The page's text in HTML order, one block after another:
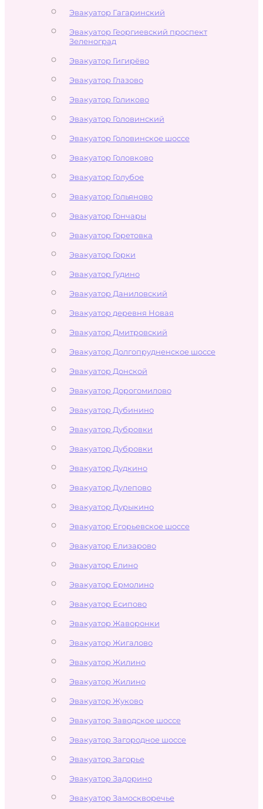
Эвакуатор Гагаринский
Эвакуатор Георгиевский проспект
Зеленоград
Эвакуатор Гигирёво
Эвакуатор Глазово
Эвакуатор Голиково
Эвакуатор Головинский
Эвакуатор Головинское шоссе
Эвакуатор Головково
Эвакуатор Голубое
Эвакуатор Гольяново
Эвакуатор Гончары
Эвакуатор Горетовка
Эвакуатор Горки
Эвакуатор Гудино
Эвакуатор Даниловский
Эвакуатор деревня Новая
Эвакуатор Дмитровский
Эвакуатор Долгопрудненское шоссе
Эвакуатор Донской
Эвакуатор Дорогомилово
Эвакуатор Дубинино
Эвакуатор Дубровки
Эвакуатор Дубровки
Эвакуатор Дудкино
Эвакуатор Дулепово
Эвакуатор Дурыкино
Эвакуатор Егорьевское шоссе
Эвакуатор Елизарово
Эвакуатор Елино
Эвакуатор Ермолино
Эвакуатор Есипово
Эвакуатор Жаворонки
Эвакуатор Жигалово
Эвакуатор Жилино
Эвакуатор Жилино
Эвакуатор Жуково
Эвакуатор Заводское шоссе
Эвакуатор Загородное шоссе
Эвакуатор Загорье
Эвакуатор Задорино
Эвакуатор Замоскворечье